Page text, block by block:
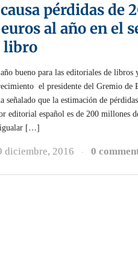
pérdidas de
al año en el
libro
bueno para las editoriales de libros
el presidente del Gremio de
que la estimación de
editorial español es de 200 millones
igualar […]
diciembre, 2016 · 0